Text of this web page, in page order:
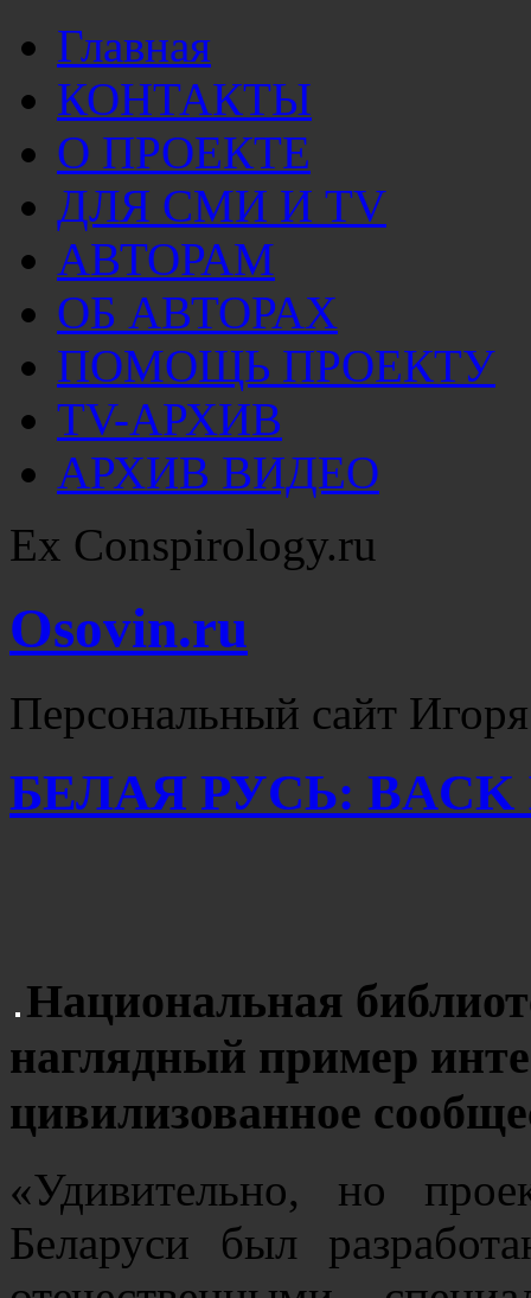
Главная
КОНТАКТЫ
О ПРОЕКТЕ
ДЛЯ СМИ И TV
АВТОРАМ
ОБ АВТОРАХ
ПОМОЩЬ ПРОЕКТУ
TV-АРХИВ
АРХИВ ВИДЕО
Ex Conspirology.ru
Osovin.ru
Персональный сайт
БЕЛАЯ РУСЬ: BACK
Национальная
наглядный пример
цивилизованное
«Удивительно, но
Беларуси был